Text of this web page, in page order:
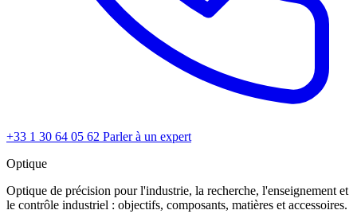
+33 1 30 64 05 62 Parler à un expert
Optique
Optique de précision pour l'industrie, la recherche, l'enseignement et
le contrôle industriel : objectifs, composants, matières et accessoires.